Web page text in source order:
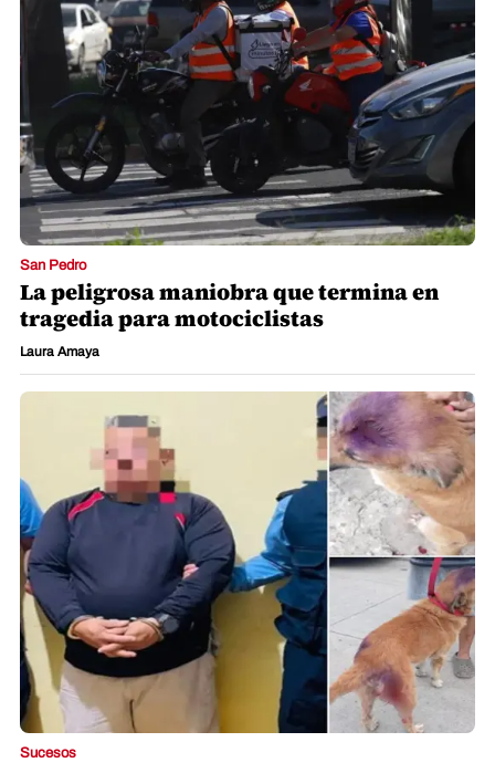
San Pedro
La peligrosa maniobra que termina en
tragedia para motociclistas
Laura Amaya
Sucesos